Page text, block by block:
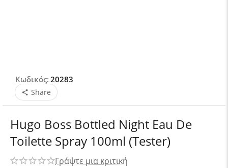
Κωδικός: 20283
Share
Hugo Boss Bottled Night Eau De
Toilette Spray 100ml (Tester)
Γράψτε μια κριτική